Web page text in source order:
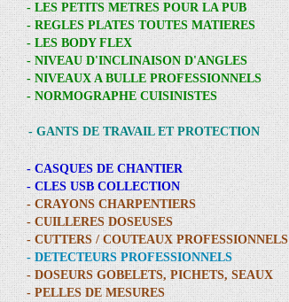
- LES PETITS METRES POUR LA PUB
- REGLES PLATES TOUTES MATIERES
- LES BODY FLEX
- NIVEAU D'INCLINAISON D'ANGLES
- NIVEAUX A BULLE PROFESSIONNELS
- NORMOGRAPHE CUISINISTES
- GANTS DE TRAVAIL ET PROTECTION
- CASQUES DE CHANTIER
- CLES USB COLLECTION
- CRAYONS CHARPENTIERS
- CUILLERES DOSEUSES
- CUTTERS / COUTEAUX PROFESSIONNELS
- DETECTEURS PROFESSIONNELS
- DOSEURS GOBELETS, PICHETS, SEAUX
- PELLES DE MESURES